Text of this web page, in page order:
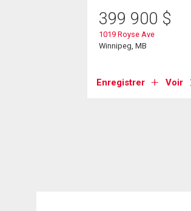
399 900 $
1019 Royse Ave
Winnipeg, MB
Enregistrer Voir